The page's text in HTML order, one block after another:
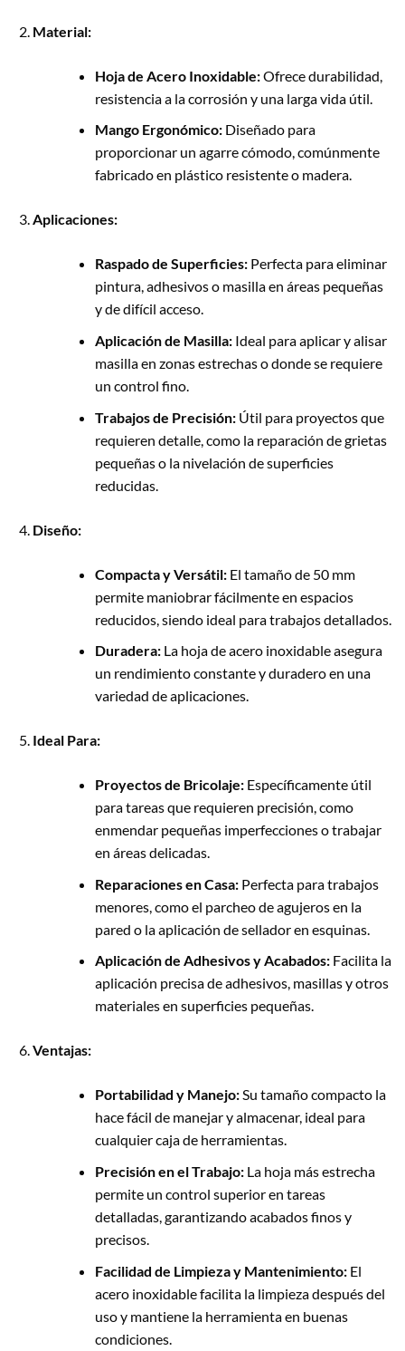
Material:
Hoja de Acero Inoxidable:Ofrece durabilidad,
resistencia a la corrosión y una larga vida útil.
Mango Ergonómico:Diseñado para
proporcionar un agarre cómodo, comúnmente
fabricado en plástico resistente o madera.
Aplicaciones:
Raspado de Superficies:Perfecta para eliminar
pintura, adhesivos o masilla en áreas pequeñas
y de difícil acceso.
Aplicación de Masilla:Ideal para aplicar y alisar
masilla en zonas estrechas o donde se requiere
un control fino.
Trabajos de Precisión:Útil para proyectos que
requieren detalle, como la reparación de grietas
pequeñas o la nivelación de superficies
reducidas.
Diseño:
Compacta y Versátil:El tamaño de 50 mm
permite maniobrar fácilmente en espacios
reducidos, siendo ideal para trabajos detallados.
Duradera:La hoja de acero inoxidable asegura
un rendimiento constante y duradero en una
variedad de aplicaciones.
Ideal Para:
Proyectos de Bricolaje:Específicamente útil
para tareas que requieren precisión, como
enmendar pequeñas imperfecciones o trabajar
en áreas delicadas.
Reparaciones en Casa:Perfecta para trabajos
menores, como el parcheo de agujeros en la
pared o la aplicación de sellador en esquinas.
Aplicación de Adhesivos y Acabados:Facilita la
aplicación precisa de adhesivos, masillas y otros
materiales en superficies pequeñas.
Ventajas:
Portabilidad y Manejo:Su tamaño compacto la
hace fácil de manejar y almacenar, ideal para
cualquier caja de herramientas.
Precisión en el Trabajo:La hoja más estrecha
permite un control superior en tareas
detalladas, garantizando acabados finos y
precisos.
Facilidad de Limpieza y Mantenimiento:El
acero inoxidable facilita la limpieza después del
uso y mantiene la herramienta en buenas
condiciones.